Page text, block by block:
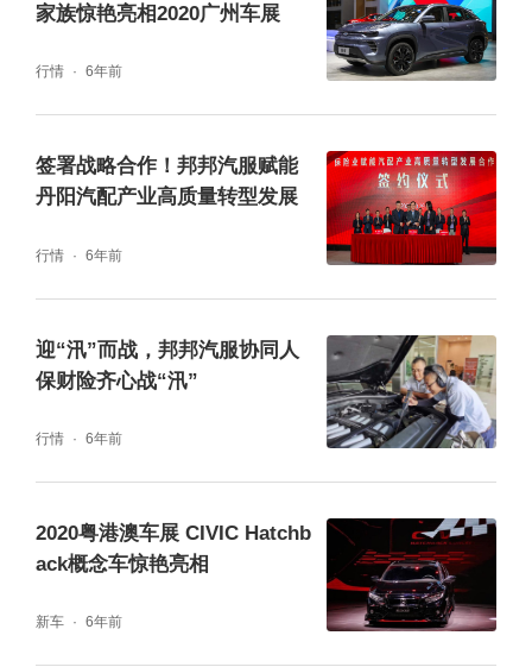
邦邦汽服在7.2号馆F51展位
恭候您的莅临!
家族惊艳亮相2020广州车展
行情 6年前
签署战略合作！邦邦汽服赋能
丹阳汽配产业高质量转型发展
行情 6年前
迎“汛”而战，邦邦汽服协同人
保财险齐心战“汛”
行情 6年前
2020粤港澳车展 CIVIC Hatchb
ack概念车惊艳亮相
新车 6年前